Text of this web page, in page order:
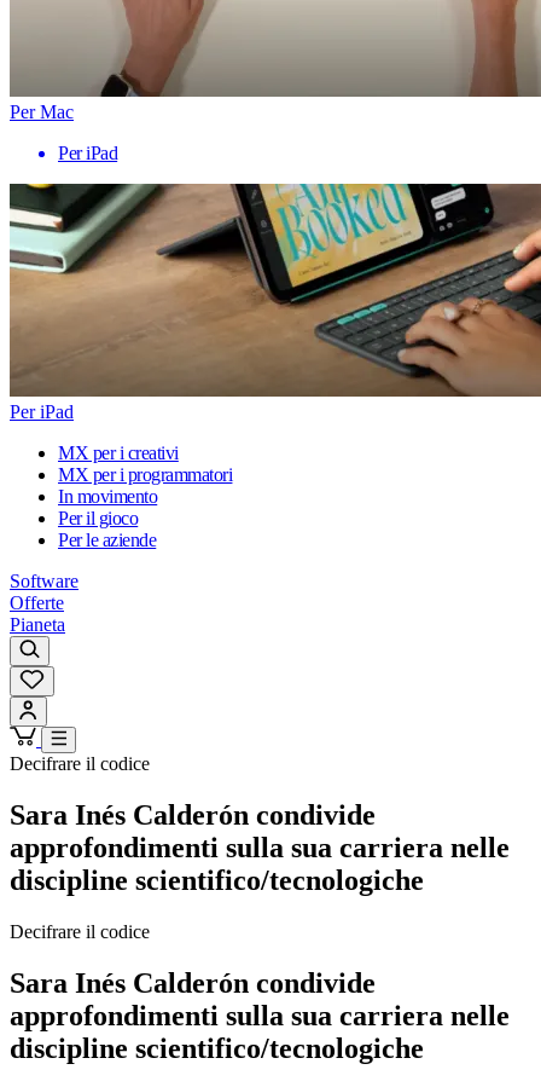
Per Mac
Per iPad
Per iPad
MX per i creativi
MX per i programmatori
In movimento
Per il gioco
Per le aziende
Software
Offerte
Pianeta
Decifrare il codice
Sara Inés Calderón condivide
approfondimenti sulla sua carriera nelle
discipline scientifico/tecnologiche
Decifrare il codice
Sara Inés Calderón condivide
approfondimenti sulla sua carriera nelle
discipline scientifico/tecnologiche